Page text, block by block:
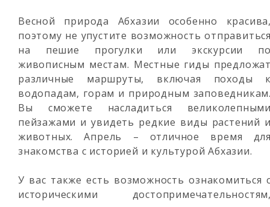
Весной природа Абхазии особенно
поэтому не упустите возможность
на пешие прогулки или экскурсии
живописным местам. Местные гиды
различные маршруты, включая походы
водопадам, горам и природным
Вы сможете насладиться
пейзажами и увидеть редкие виды растений
животных. Апрель – отличное время
знакомства с историей и культурой Абхазии.
У вас также есть возможность ознакомиться
историческими